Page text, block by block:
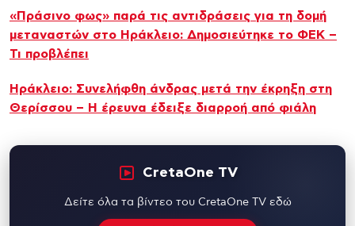
«Πράσινο φως» παρά τις αντιδράσεις για τη δομή
μεταναστών στο Ηράκλειο: Δημοσιεύτηκε το ΦΕΚ –
Τι προβλέπει
Ηράκλειο: Συνελήφθη άνδρας μετά την έκρηξη στη
Θερίσσου – Η έρευνα έδειξε διαρροή από φιάλη
CretaOne TV
Δείτε όλα τα βίντεο του CretaOne TV εδώ